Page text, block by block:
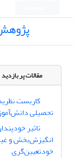
مقالات پر بازدید
کاربست
تحصیلی
تاثیر
انگیزش‌بخش و
خودتعیین‌گری